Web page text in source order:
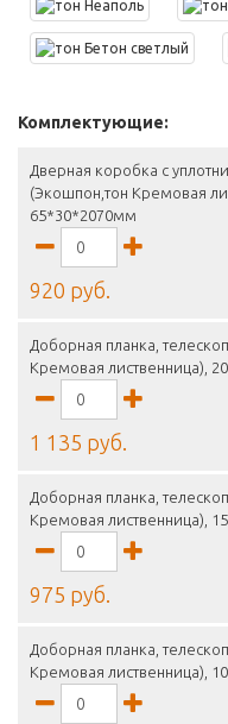
Комплектующие:
Дверная коробка с
(Экошпон,тон Кремовая
65*30*2070мм
920 руб.
Доборная планка,
Кремовая лиственница),
1 135 руб.
Доборная планка,
Кремовая лиственница),
975 руб.
Доборная планка,
Кремовая лиственница),